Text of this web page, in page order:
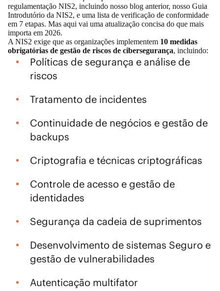
regulamentação NIS2, incluindo nosso blog anterior, nosso Guia
Introdutório da NIS2, e uma lista de verificação de conformidade
em 7 etapas. Mas aqui vai uma atualização concisa do que mais
importa em 2026.
A NIS2 exige que as organizações implementem 10 medidas
obrigatórias de gestão de riscos de cibersegurança, incluindo:
Políticas de segurança e análise de
riscos
Tratamento de incidentes
Continuidade de negócios e gestão de
backups
Criptografia e técnicas criptográficas
Controle de acesso e gestão de
identidades
Segurança da cadeia de suprimentos
Desenvolvimento de sistemas Seguro e
gestão de vulnerabilidades
Autenticação multifator